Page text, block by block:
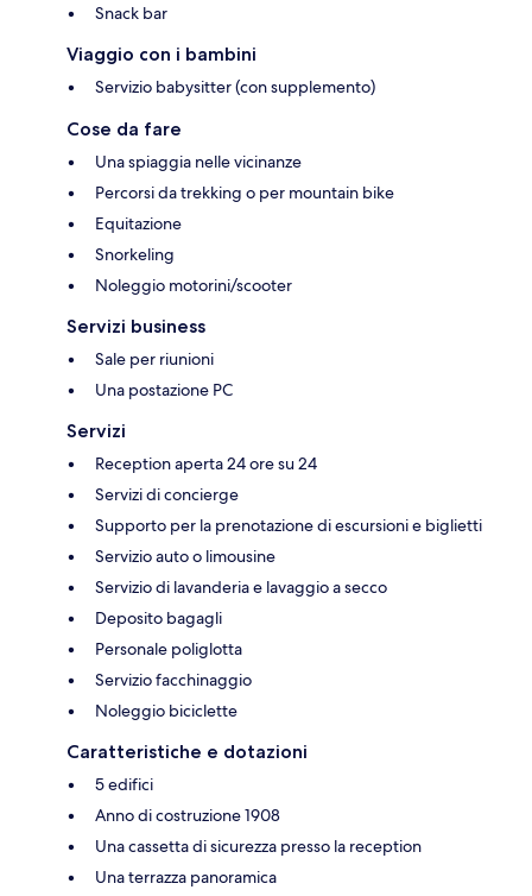
Snack bar
Viaggio con i bambini
Servizio babysitter (con supplemento)
Cose da fare
Una spiaggia nelle vicinanze
Percorsi da trekking o per mountain bike
Equitazione
Snorkeling
Noleggio motorini/scooter
Servizi business
Sale per riunioni
Una postazione PC
Servizi
Reception aperta 24 ore su 24
Servizi di concierge
Supporto per la prenotazione di escursioni e biglietti
Servizio auto o limousine
Servizio di lavanderia e lavaggio a secco
Deposito bagagli
Personale poliglotta
Servizio facchinaggio
Noleggio biciclette
Caratteristiche e dotazioni
5 edifici
Anno di costruzione 1908
Una cassetta di sicurezza presso la reception
Una terrazza panoramica